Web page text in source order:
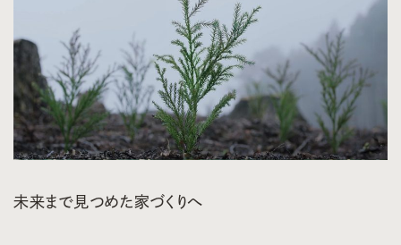
未来まで見つめた家づくりへ